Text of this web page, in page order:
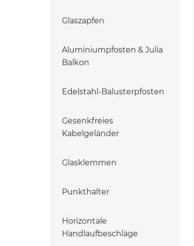
Glaszapfen
Aluminiumpfosten & Julia
Balkon
Edelstahl-Balusterpfosten
Gesenkfreies
Kabelgeländer
Glasklemmen
Punkthalter
Horizontale
Handlaufbeschläge